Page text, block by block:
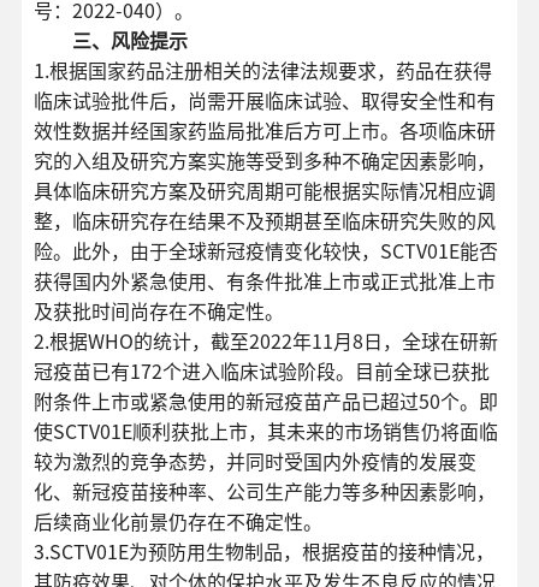
号：2022-040）。
三、风险提示
1.根据国家药品注册相关的法律法规要求，药品在获得
临床试验批件后，尚需开展临床试验、取得安全性和有
效性数据并经国家药监局批准后方可上市。各项临床研
究的入组及研究方案实施等受到多种不确定因素影响，
具体临床研究方案及研究周期可能根据实际情况相应调
整，临床研究存在结果不及预期甚至临床研究失败的风
险。此外，由于全球新冠疫情变化较快，SCTV01E能否
获得国内外紧急使用、有条件批准上市或正式批准上市
及获批时间尚存在不确定性。
2.根据WHO的统计，截至2022年11月8日，全球在研新
冠疫苗已有172个进入临床试验阶段。目前全球已获批
附条件上市或紧急使用的新冠疫苗产品已超过50个。即
使SCTV01E顺利获批上市，其未来的市场销售仍将面临
较为激烈的竞争态势，并同时受国内外疫情的发展变
化、新冠疫苗接种率、公司生产能力等多种因素影响，
后续商业化前景仍存在不确定性。
3.SCTV01E为预防用生物制品，根据疫苗的接种情况，
其防疫效果、对个体的保护水平及发生不良反应的情况